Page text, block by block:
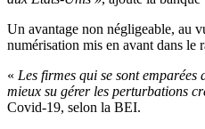
Un avantage non négligeable, au
numérisation mis en avant dans le
« Les firmes qui se sont emparées
mieux su gérer les perturbations
Covid-19, selon la BEI.